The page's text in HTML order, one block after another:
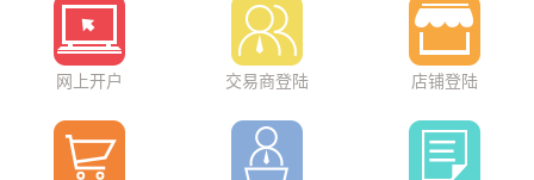
网上开户 交易商登陆 店铺登陆